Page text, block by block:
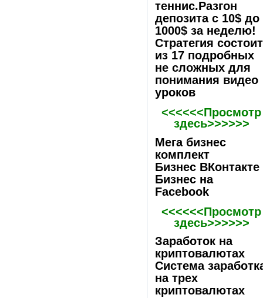
теннис.Разгон
депозита с 10$ до
1000$ за неделю!
Стратегия состоит
из 17 подробных
не сложных для
понимания видео
уроков
<<<<<<Просмотр
здесь>>>>>>
Мега бизнес
комплект
Бизнес ВКонтакте
Бизнес на
Facebook
<<<<<<Просмотр
здесь>>>>>>
Заработок на
криптовалютах
Система
на трех
криптовалютах